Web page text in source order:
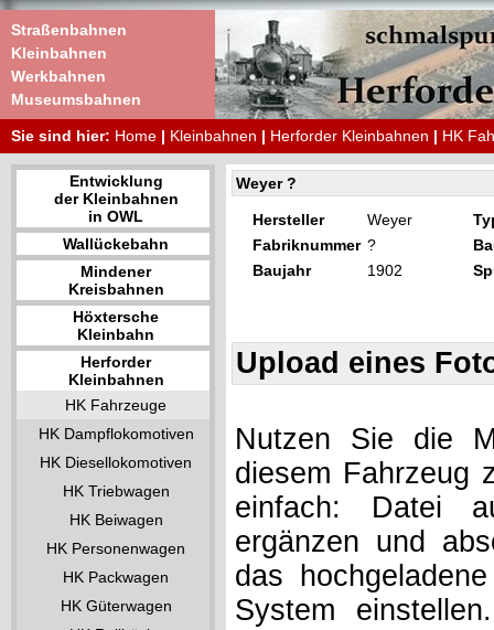
Straßenbahnen
Kleinbahnen
Werkbahnen
Museumsbahnen
Sie sind hier: Home | Kleinbahnen | Herforder Kleinbahnen | HK
Entwicklung
der Kleinbahnen
in OWL
Wallückebahn
Mindener
Kreisbahnen
Höxtersche
Kleinbahn
Herforder
Kleinbahnen
HK Fahrzeuge
HK Dampflokomotiven
HK Diesellokomotiven
HK Triebwagen
HK Beiwagen
HK Personenwagen
HK Packwagen
HK Güterwagen
Weyer ?
Hersteller Weyer
Fabriknummer ?
Baujahr
1902
Upload eines
Nutzen Sie die
diesem Fahrzeug
einfach: Datei
ergänzen und
das
System